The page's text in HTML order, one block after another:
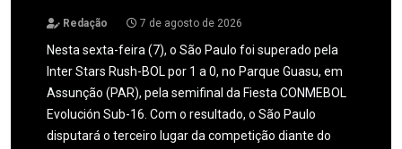
Redação 7 de agosto de 2026
Nesta sexta-feira (7), o São Paulo foi superado pela
Inter Stars Rush-BOL por 1 a 0, no Parque Guasu, em
Assunção (PAR), pela semifinal da Fiesta CONMEBOL
Evolución Sub-16. Com o resultado, o São Paulo
disputará o terceiro lugar da competição diante do